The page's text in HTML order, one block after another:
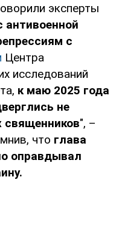
эксперты
антивоенной
с
Центра
исследований
к маю 2025 года
не
священников", –
что глава
оправдывал